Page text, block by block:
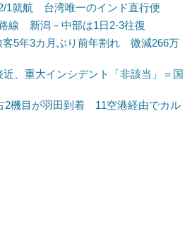
1就航 台湾唯一のインド直行便
線 新潟－中部は1日2-3往復
客5年3カ月ぶり前年割れ 微減266万
、重大インシデント「非該当」＝国
2機目が羽田到着 11空港経由でカル